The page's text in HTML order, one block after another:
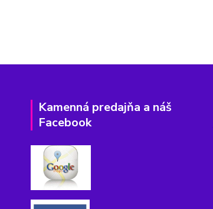
Kamenná predajňa a náš
Facebook